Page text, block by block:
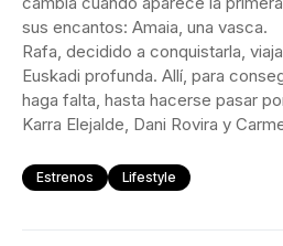
sus encantos: Amaia, una vasca.
Rafa, decidido a conquistarla,
Euskadi profunda. Allí, para
haga falta, hasta hacerse pasar
Karra Elejalde, Dani Rovira y
Estrenos Lifestyle